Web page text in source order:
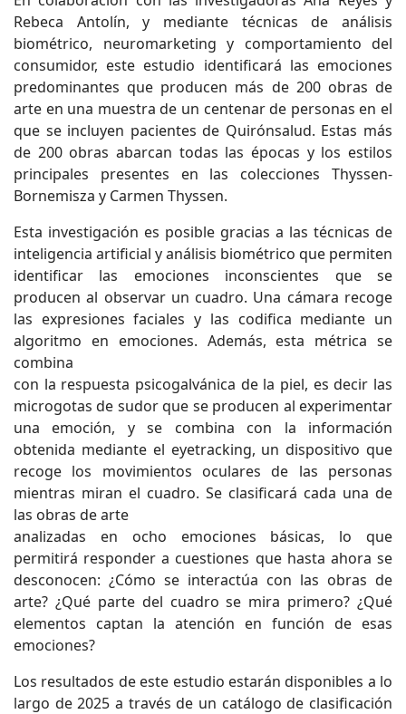
Rebeca Antolín, y mediante técnicas de análisis
biométrico, neuromarketing y comportamiento del
consumidor, este estudio identificará las emociones
predominantes que producen más de 200 obras de
arte en una muestra de un centenar de personas en el
que se incluyen pacientes de Quirónsalud. Estas más
de 200 obras abarcan todas las épocas y los estilos
principales presentes en las colecciones Thyssen-
Bornemisza y Carmen Thyssen.
Esta investigación es posible gracias a las técnicas de
inteligencia artificial y análisis biométrico que permiten
identificar las emociones inconscientes que se
producen al observar un cuadro. Una cámara recoge
las expresiones faciales y las codifica mediante un
algoritmo en emociones. Además, esta métrica se
combina
con la respuesta psicogalvánica de la piel, es decir las
microgotas de sudor que se producen al experimentar
una emoción, y se combina con la información
obtenida mediante el eyetracking, un dispositivo que
recoge los movimientos oculares de las personas
mientras miran el cuadro. Se clasificará cada una de
las obras de arte
analizadas en ocho emociones básicas, lo que
permitirá responder a cuestiones que hasta ahora se
desconocen: ¿Cómo se interactúa con las obras de
arte? ¿Qué parte del cuadro se mira primero? ¿Qué
elementos captan la atención en función de esas
emociones?
Los resultados de este estudio estarán disponibles a lo
largo de 2025 a través de un catálogo de clasificación